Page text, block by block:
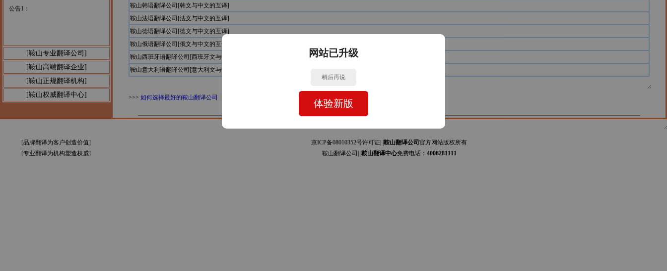
公告1：
[鞍山专业翻译公司]
[鞍山高端翻译企业]
[鞍山正规翻译机构]
[鞍山权威翻译中心]
鞍山韩语翻译公司[韩文与中文的互译]
鞍山法语翻译公司[法文与中文的互译]
鞍山德语翻译公司[德文与中文的互译]
鞍山俄语翻译公司[俄文与中文的互译]
鞍山西班牙语翻译公司[西班牙文与中文的互译]
鞍山意大利语翻译公司[意大利文与中文的互译]
>>> 如何选择最好的鞍山翻译公司
[品牌翻译为客户创造价值]
[专业翻译为机构塑造权威]
京ICP备08010352号许可证| | 鞍山翻译公司 官方网站版权所有
鞍山翻译公司| | 鞍山翻译中心免费电话： 4008281111
网站已升级
稍后再说
体验新版